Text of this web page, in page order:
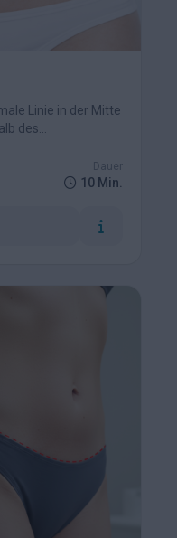
Linie in der Mitte
des
Dauer
10 Min.